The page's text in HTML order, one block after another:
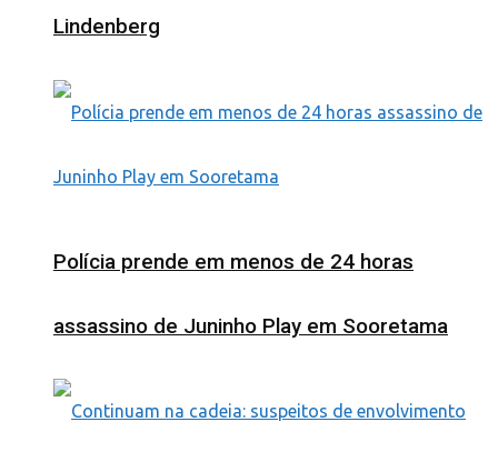
Lindenberg
Polícia prende em menos de 24 horas
assassino de Juninho Play em Sooretama